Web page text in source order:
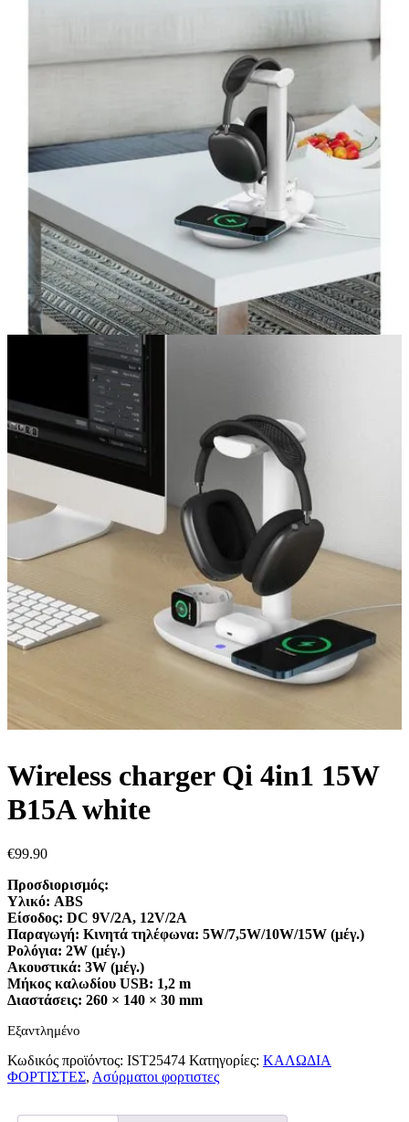
Wireless charger Qi 4in1 15W
B15A white
€99.90
Προσδιορισμός:
Υλικό: ABS
Είσοδος: DC 9V/2A, 12V/2A
Παραγωγή: Κινητά τηλέφωνα: 5W/7,5W/10W/15W (μέγ.)
Ρολόγια: 2W (μέγ.)
Ακουστικά: 3W (μέγ.)
Μήκος καλωδίου USB: 1,2 m
Διαστάσεις: 260 × 140 × 30 mm
Εξαντλημένο
Κωδικός προϊόντος: IST25474 Κατηγορίες: ΚΑΛΩΔΙΑ
ΦΟΡΤΙΣΤΕΣ, Ασύρματοι φορτιστες